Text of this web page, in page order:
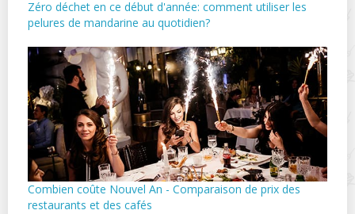
Zéro déchet en ce début d'année: comment utiliser les
pelures de mandarine au quotidien?
Combien coûte Nouvel An - Comparaison de prix des
restaurants et des cafés